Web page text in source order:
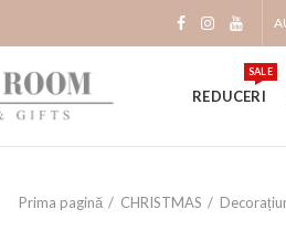
REDUCERI
SALE
Prima pagină CHRISTMAS